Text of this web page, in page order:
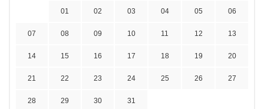
01 02 03 04 05 06
07 08 09 10 11 12 13
14 15 16 17 18 19 20
21 22 23 24 25 26 27
28 29 30 31